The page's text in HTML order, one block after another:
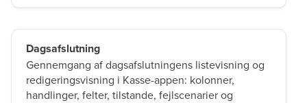
Dagsafslutning
Gennemgang af dagsafslutningens listevisning og
redigeringsvisning i Kasse-appen: kolonner,
handlinger, felter, tilstande, fejlscenarier og